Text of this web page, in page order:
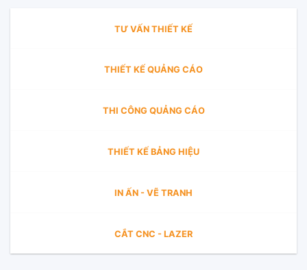
TƯ VẤN THIẾT KẾ
THIẾT KẾ QUẢNG CÁO
THI CÔNG QUẢNG CÁO
THIẾT KẾ BẢNG HIỆU
IN ẤN - VẼ TRANH
CẮT CNC - LAZER